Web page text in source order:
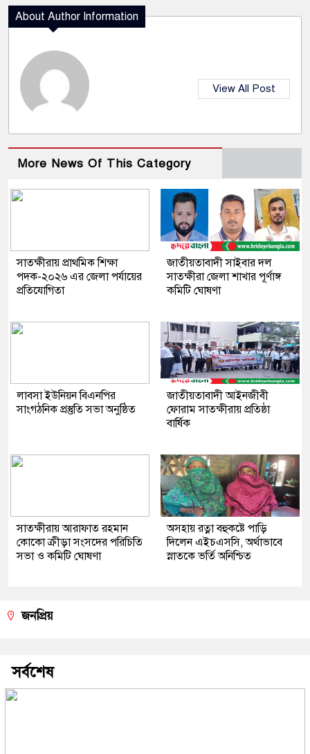
About Author Information
View All Post
More News Of This Category
সাতক্ষীরায় প্রাথমিক শিক্ষা
পদক-২০২৬ এর জেলা পর্যায়ের
প্রতিযোগিতা
জাতীয়তাবাদী সাইবার দল
সাতক্ষীরা জেলা শাখার পূর্ণাঙ্গ
কমিটি ঘোষণা
লাবসা ইউনিয়ন বিএনপির
সাংগঠনিক প্রস্তুতি সভা অনুষ্ঠিত
জাতীয়তাবাদী আইনজীবী
ফোরাম সাতক্ষীরায় প্রতিষ্ঠা
বার্ষিক
সাতক্ষীরায় আরাফাত রহমান
কোকো ক্রীড়া সংসদের পরিচিতি
সভা ও কমিটি ঘোষণা
অসহায় রত্না বহুকষ্টে পাড়ি
দিলেন এইচএসসি, অর্থাভাবে
স্নাতকে ভর্তি অনিশ্চিত
জনপ্রিয়
সর্বশেষ